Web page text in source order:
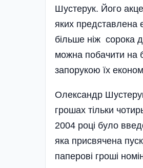
Шустерук. Його
яких представлена
більше ніж сорока
можна побачити на
запорукою їх
Олександр
грошах тільки
2004 році було
яка присвячена
паперові гроші